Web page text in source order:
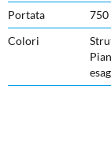
Portata 750
Colori